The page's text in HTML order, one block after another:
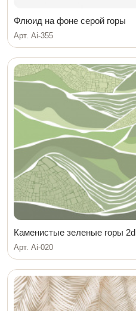
Флюид на фоне серой горы
Арт. Ai-355
Каменистые зеленые горы 2d
Арт. Ai-020